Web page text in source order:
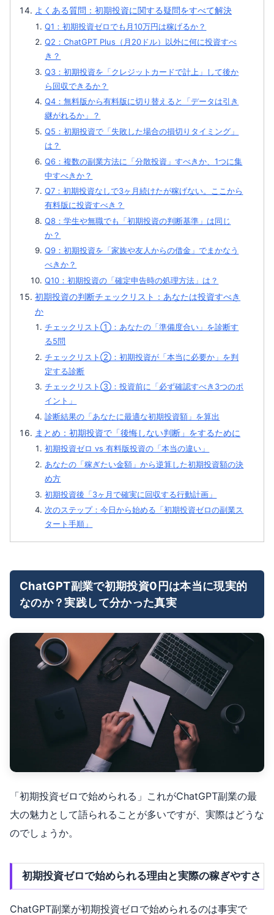
よくある質問：初期投資に関する疑問をすべて解決
Q1：初期投資ゼロでも月10万円は稼げるか？
Q2：ChatGPT Plus（月20ドル）以外に何に投資すべ
き？
Q3：初期投資を「クレジットカードで計上」して後か
ら回収できるか？
Q4：無料版から有料版に切り替えると「データは引き
継がれるか」？
Q5：初期投資で「失敗した場合の損切りタイミング」
は？
Q6：複数の副業方法に「分散投資」すべきか、1つに集
中すべきか？
Q7：初期投資なしで3ヶ月続けたが稼げない。ここから
有料版に投資すべき？
Q8：学生や無職でも「初期投資の判断基準」は同じ
か？
Q9：初期投資を「家族や友人からの借金」でまかなう
べきか？
Q10：初期投資の「確定申告時の処理方法」は？
初期投資の判断チェックリスト：あなたは投資すべき
か
チェックリスト①：あなたの「準備度合い」を診断す
る5問
チェックリスト②：初期投資が「本当に必要か」を判
定する診断
チェックリスト③：投資前に「必ず確認すべき3つのポ
イント」
診断結果の「あなたに最適な初期投資額」を算出
まとめ：初期投資で「後悔しない判断」をするために
初期投資ゼロ vs 有料版投資の「本当の違い」
あなたの「稼ぎたい金額」から逆算した初期投資額の決
め方
初期投資後「3ヶ月で確実に回収する行動計画」
次のステップ：今日から始める「初期投資ゼロの副業ス
タート手順」
ChatGPT副業で初期投資0円は本当に現実的
なのか？実践して分かった真実
「初期投資ゼロで始められる」これがChatGPT副業の最
大の魅力として語られることが多いですが、実際はどうな
のでしょうか。
初期投資ゼロで始められる理由と実際の稼ぎやすさ
ChatGPT副業が初期投資ゼロで始められるのは事実で